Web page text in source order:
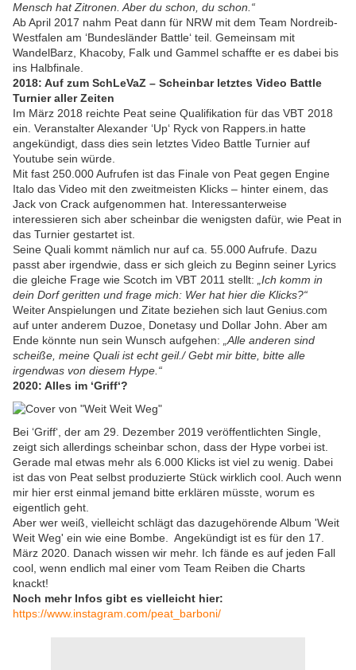
Mensch hat Zitronen. Aber du schon, du schon.“
Ab April 2017 nahm Peat dann für NRW mit dem Team Nordreib-
Westfalen am ‘Bundesländer Battle‘ teil. Gemeinsam mit
WandelBarz, Khacoby, Falk und Gammel schaffte er es dabei bis
ins Halbfinale.
2018: Auf zum SchLeVaZ – Scheinbar letztes Video Battle
Turnier aller Zeiten
Im März 2018 reichte Peat seine Qualifikation für das VBT 2018
ein. Veranstalter Alexander ‘Up‘ Ryck von Rappers.in hatte
angekündigt, dass dies sein letztes Video Battle Turnier auf
Youtube sein würde.
Mit fast 250.000 Aufrufen ist das Finale von Peat gegen Engine
Italo das Video mit den zweitmeisten Klicks – hinter einem, das
Jack von Crack aufgenommen hat. Interessanterweise
interessieren sich aber scheinbar die wenigsten dafür, wie Peat in
das Turnier gestartet ist.
Seine Quali kommt nämlich nur auf ca. 55.000 Aufrufe. Dazu
passt aber irgendwie, dass er sich gleich zu Beginn seiner Lyrics
die gleiche Frage wie Scotch im VBT 2011 stellt:
„Ich komm in
dein Dorf geritten und frage mich: Wer hat hier die Klicks?“
Weiter Anspielungen und Zitate beziehen sich laut Genius.com
auf unter anderem Duzoe, Donetasy und Dollar John. Aber am
Ende könnte nun sein Wunsch aufgehen:
„Alle anderen sind
scheiße, meine Quali ist echt geil./ Gebt mir bitte, bitte alle
irgendwas von diesem Hype.“
2020: Alles im ‘Griff‘?
Bei ‘Griff‘, der am 29. Dezember 2019 veröffentlichten Single,
zeigt sich allerdings scheinbar schon, dass der Hype vorbei ist.
Gerade mal etwas mehr als 6.000 Klicks ist viel zu wenig. Dabei
ist das von Peat selbst produzierte Stück wirklich cool. Auch wenn
mir hier erst einmal jemand bitte erklären müsste, worum es
eigentlich geht.
Aber wer weiß, vielleicht schlägt das dazugehörende Album 'Weit
Weit Weg' ein wie eine Bombe. Angekündigt ist es für den 17.
März 2020. Danach wissen wir mehr. Ich fände es auf jeden Fall
cool, wenn endlich mal einer vom Team Reiben die Charts
knackt!
Noch mehr Infos gibt es vielleicht hier:
https://www.instagram.com/peat_barboni/